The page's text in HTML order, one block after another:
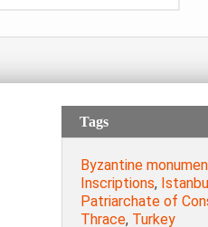
Tags
Byzantine
Inscriptions,
Patriarchate of
Thrace, Turkey